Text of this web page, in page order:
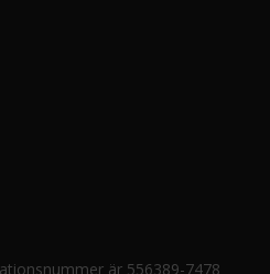
är 556389-7478